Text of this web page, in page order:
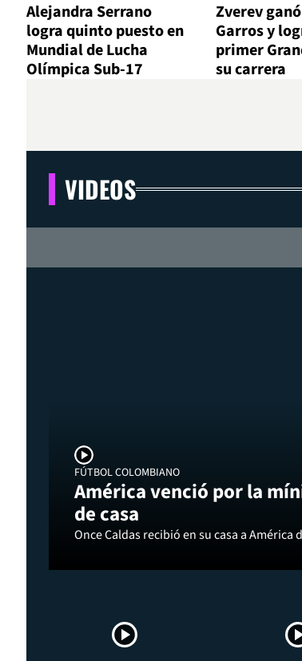
Alejandra Serrano
logra quinto puesto en
Mundial de Lucha
Olímpica Sub-17
Zverev
Garros y
primer
su carrera
VIDEOS
FÚTBOL COLOMBIANO
América venció por la
de casa
Once Caldas recibió en su casa a América